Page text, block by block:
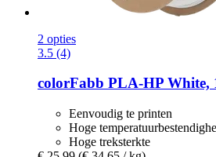
2 opties
3.5 (4)
colorFabb PLA-​HP White,
Eenvoudig te printen
Hoge
Hoge treksterkte